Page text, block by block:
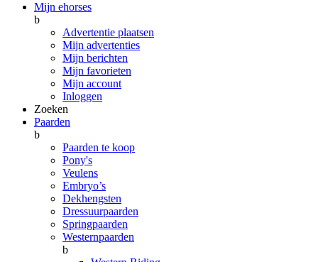
Mijn ehorses
b
Advertentie plaatsen
Mijn advertenties
Mijn berichten
Mijn favorieten
Mijn account
Inloggen
Zoeken
Paarden
b
Paarden te koop
Pony's
Veulens
Embryo’s
Dekhengsten
Dressuurpaarden
Springpaarden
Westernpaarden
b